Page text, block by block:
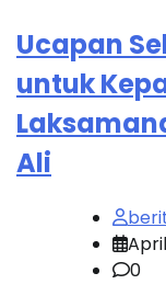
Ucapan
untuk
Ali
0